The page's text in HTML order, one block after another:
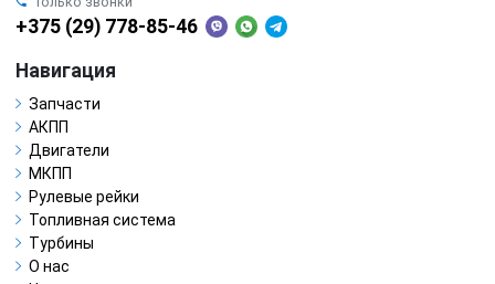
+375 (29) 778-85-46
Навигация
Запчасти
АКПП
Двигатели
МКПП
Рулевые рейки
Топливная система
Турбины
О нас